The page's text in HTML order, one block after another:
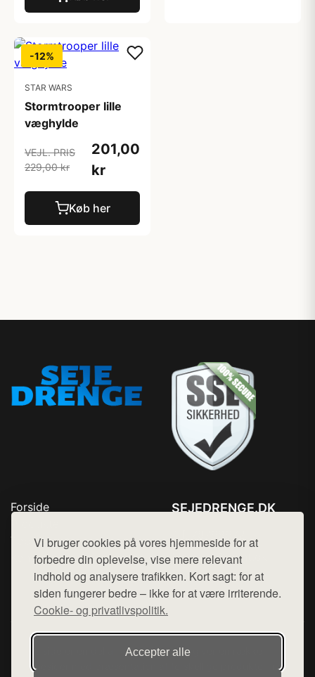
Vi bruger cookies på vores hjemmeside for at
forbedre din oplevelse, vise mere relevant
indhold og analysere trafikken. Kort sagt: for at
siden fungerer bedre – ikke for at være irriterende.
Cookie- og privatlivspolitik.
Accepter alle
-12%
STAR WARS
Stormtrooper lille
væghylde
VEJL. PRIS
229,00 kr
201,00
kr
Køb her
Forside
Top Rabatter
Kontakt
SEJEDRENGE.DK
Mail: hej@want.dk
Cookie- og privatlivspolitik
Denne side er en del af want.dk, der udgiver en række
hjemmesider med præsentation af forskellige produkter fra